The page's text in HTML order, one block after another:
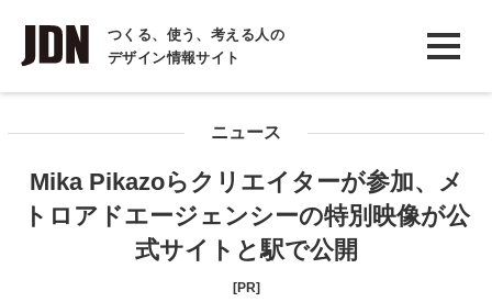
つくる、使う、考える人の
デザイン情報サイト
INTERVIEW
インタビュー
COLUMN
ニュース
Mika Pikazoらクリエイターが参加、メ
トロアドエージェンシーの特別映像が公
式サイトと駅で公開
[PR]